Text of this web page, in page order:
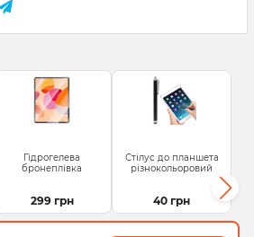
Гідрогелева
бронеплівка
299 грн
Стілус до планшета
різнокольоровий
40 грн